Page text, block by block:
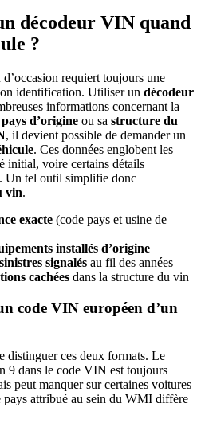
décodeur VIN quand
?
requiert toujours une
identification. Utiliser un décodeur
informations concernant la
pays d’origine ou sa structure du
, il devient possible de demander un
. Ces données englobent les
initial, voire certains détails
Un tel outil simplifie donc
vin.
exacte (code pays et usine de
installés d’origine
signalés au fil des années
cachées dans la structure du vin
code VIN européen d’un
distinguer ces deux formats. Le
9 dans le code VIN est toujours
peut manquer sur certaines voitures
pays attribué au sein du WMI diffère